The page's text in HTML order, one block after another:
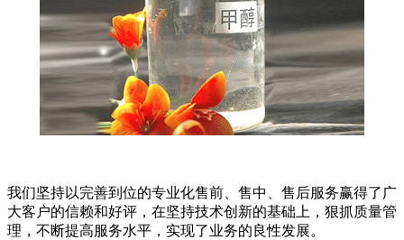
我们坚持以完善到位的专业化售前、售中、售后服务赢得了广
大客户的信赖和好评，在坚持技术创新的基础上，狠抓质量管
理，不断提高服务水平，实现了业务的良性发展。